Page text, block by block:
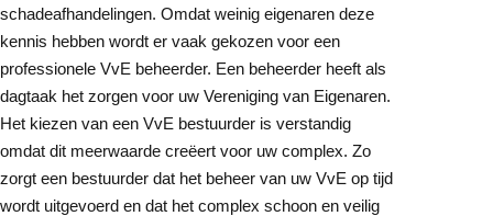
schadeafhandelingen. Omdat weinig eigenaren deze
kennis hebben wordt er vaak gekozen voor een
professionele VvE beheerder. Een beheerder heeft als
dagtaak het zorgen voor uw Vereniging van Eigenaren.
Het kiezen van een VvE bestuurder is verstandig
omdat dit meerwaarde creëert voor uw complex. Zo
zorgt een bestuurder dat het beheer van uw VvE op tijd
wordt uitgevoerd en dat het complex schoon en veilig